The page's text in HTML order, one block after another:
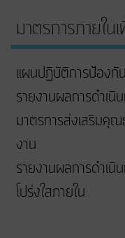
มาตรการภายใ
แผนปฏิบัติการป้องกั
รายงานผลการดำเนิ
มาตรการส่งเสริมคุณ
งาน
รายงานผลการดำเนิ
โปร่งใสภายใน